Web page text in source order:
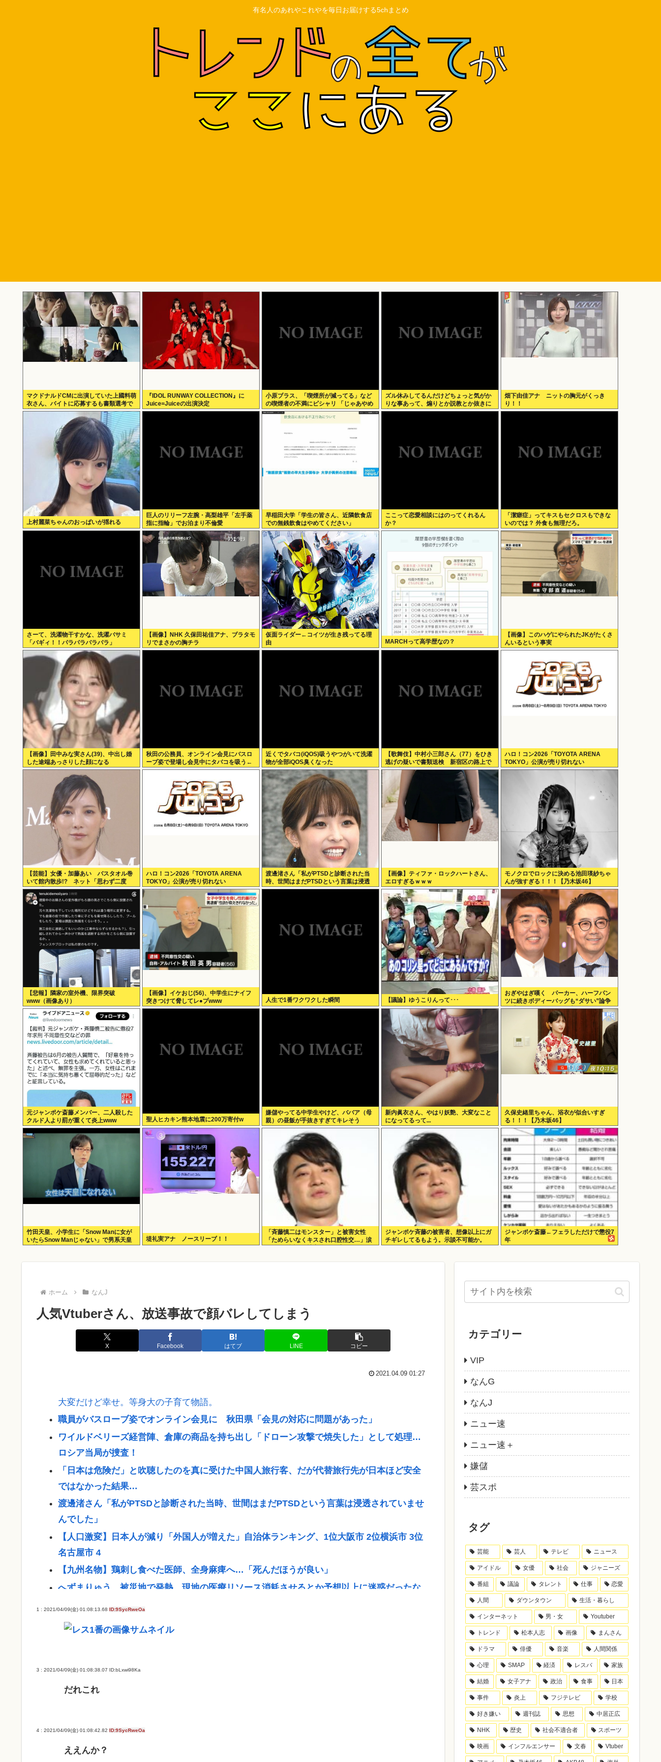
有名人のあれやこれやを毎日お届けする5chまとめ
マクドナルドCMに出演していた上國料萌
衣さん、バイトに応募するも書類選考で
落ちる
『IDOL RUNWAY COLLECTION』に
Juice=Juiceの出演決定
小原ブラス、「喫煙所が減ってる」など
の喫煙者の不満にピシャリ 「じゃあやめ
れば？タバコなんて家でだけ吸ってれば
ズル休みしてるんだけどちょっと気がか
りな事あって、煽りとか説教とか抜きに
客観的意見くれる人だけきてくれ
畑下由佳アナ ニットの胸元がくっき
り！！
上村麗菜ちゃんのおっぱいが揺れる
巨人のリリーフ左腕・高梨雄平「左手薬
指に指輪」でお泊まり不倫愛
早稲田大学「学生の皆さん、近隣飲食店
での無銭飲食はやめてください」
ここって恋愛相談にはのってくれるん
か？
「潔癖症」ってキスもセクロスもできな
いのでは？ 外食も無理だろ。
さーて、洗濯物干すかな、洗濯バサミ
「バギィ！！パラパラパラパラ」
【画像】NHK 久保田祐佳アナ、ブラタモ
リでまさかの胸チラ
仮面ライダー←コイツが生き残ってる理
由
MARCHって高学歴なの？
【画像】このハゲにやられたJKがたくさ
んいるという事実
【画像】田中みな実さん(39)、中出し婚
した途端あっさりした顔になる
秋田の公務員、オンライン会見にバスロ
ーブ姿で登場し会見中にタバコを吸う←
あのさあ！
近くでタバコ(iQOS)吸うやつがいて洗濯
物が全部iQOS臭くなった
【歌舞伎】中村小三郎さん（77）をひき
逃げの疑いで書類送検 新宿区の路上で
歩行者の20代女性をはねてけがをさせた
うえ、そのまま逃走か
ハロ！コン2026「TOYOTA ARENA
TOKYO」公演が売り切れない
【芸能】女優・加藤あい バスタオル巻
いて館内散歩!? ネット「思わず二度
見」「IWGPを思い出す」「セクシーサン
キュー」
ハロ！コン2026「TOYOTA ARENA
TOKYO」公演が売り切れない
渡邊渚さん「私がPTSDと診断された当
時、世間はまだPTSDという言葉は浸透
されていませんでした」
【画像】ティファ・ロックハートさん、
エロすぎるｗｗｗ
モノクロでロックに決める池田瑛紗ちゃ
んが強すぎる！！！【乃木坂46】
【悲報】隣家の室外機、限界突破
www（画像あり）
【画像】イケおじ(56)、中学生にナイフ
突きつけて脅してレ●プwww
人生で1番ワクワクした瞬間 【議論】ゆうこりんって･･･
おぎやはぎ嘆く パーカー、ハーフパン
ツに続きボディーバッグも“ダサい”論争
に「なんでおじさんだけ言われるの？」
元ジャンポケ斎藤メンバー、二人殺した
クルド人より罰が重くて炎上www
聖人ヒカキン熊本地震に200万寄付w
嫌儲やってる中学生やけど、ババア（母
親）の昼飯が手抜きすぎてキレそう
新内眞衣さん、やはり妖艶、大変なこと
になってるって...
久保史緒里ちゃん、浴衣が似合いすぎ
る！！！【乃木坂46】
竹田天皇、小学生に「Snow Manに女が
いたらSnow Manじゃない」で男系天皇
を熱弁www
堤礼実アナ ノースリーブ！！
「斉藤慎二はモンスター」と被害女性
「ためらいなくキスされ口腔性交…」涙
ながらに訴えた被害後の”深刻なPTSD”
ジャンポケ斉藤の被害者、想像以上にガ
チギレしてるもよう。示談不可能か。
ジャンポケ斎藤←フェラしただけで懲役7
年
ホーム なんJ
人気Vtuberさん、放送事故で顔バレしてしまう
X Facebook はてブ LINE コピー
2021.04.09 01:27
大変だけど幸せ。等身大の子育て物語。
職員がバスローブ姿でオンライン会見に 秋田県「会見の対応に問題があった」
ワイルドベリーズ経営陣、倉庫の商品を持ち出し「ドローン攻撃で焼失した」として処理…
ロシア当局が捜査！
「日本は危険だ」と吹聴したのを真に受けた中国人旅行客、だが代替旅行先が日本ほど安全
ではなかった結果…
渡邊渚さん「私がPTSDと診断された当時、世間はまだPTSDという言葉は浸透されていませ
んでした」
【人口激変】日本人が減り「外国人が増えた」自治体ランキング、1位大阪市 2位横浜市 3位
名古屋市 4
【九州名物】鶏刺し食べた医師、全身麻痺へ…「死んだほうが良い」
へずまりゅう、被災地で発熱。現地の医療リソース消耗させるとか予想以上に迷惑だったな
【熱波】ドイツ、暑すぎて１ヶ月で９６００人死亡
女「43億円注文して………キャンセルっと！」←こいつの目的
【参政党】神谷代表、食料品の消費減税「天下の愚策だ」と批判 ★3
【速報】NHK職員が番組出演者から性被害
近場で「天の川」見れる場所教えて🥺
1 : 2021/04/09(金) 01:08:13.68 ID:9SycRweOa
3 : 2021/04/09(金) 01:08:38.07 ID:bLxwi98Ka
だれこれ
4 : 2021/04/09(金) 01:08:42.82 ID:9SycRweOa
ええんか？
カテゴリー
VIP
なんG
なんJ
ニュー速
ニュー速＋
嫌儲
芸スポ
タグ
芸能 芸人 テレビ ニュース
アイドル 女優 社会 ジャニーズ
番組 議論 タレント 仕事 恋愛
人間 ダウンタウン 生活・暮らし
インターネット 男・女 Youtuber
トレンド 松本人志 画像 まんさん
ドラマ 俳優 音楽 人間関係
心理 SMAP 経済 レスバ 家族
結婚 女子アナ 政治 食事 日本
事件 炎上 フジテレビ 学校
好き嫌い 週刊誌 思想 中居正広
NHK 歴史 社会不適合者 スポーツ
映画 インフルエンサー 文春 Vtuber